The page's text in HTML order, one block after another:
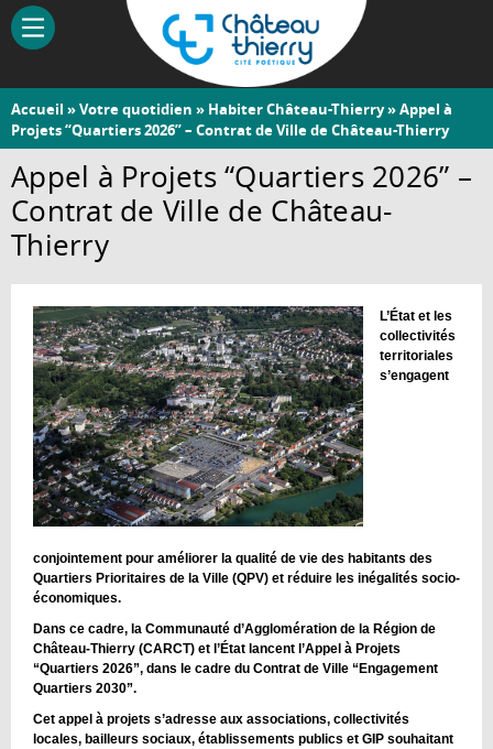
Aller
contenu
Château-
Thierry
Vous
êtes
ici
Accueil »Votre quotidien » Habiter Château-Thierry» Appel à
Projets “Quartiers 2026” – Contrat de Ville de Château-Thierry
Appel à Projets “Quartiers 2026” –
Contrat de Ville de Château-
Thierry
L’État et les
collectivités
territoriales
s’engagent
conjointement pour améliorer la qualité de vie des habitants des
Quartiers Prioritaires de la Ville (QPV) et réduire les inégalités socio-
économiques.
Dans ce cadre, la Communauté d’Agglomération de la Région de
Château-Thierry (CARCT) et l’État lancent l’Appel à Projets
“Quartiers 2026”, dans le cadre du Contrat de Ville “Engagement
Quartiers 2030”.
Cet appel à projets s’adresse aux associations, collectivités
locales, bailleurs sociaux, établissements publics et GIP souhaitant